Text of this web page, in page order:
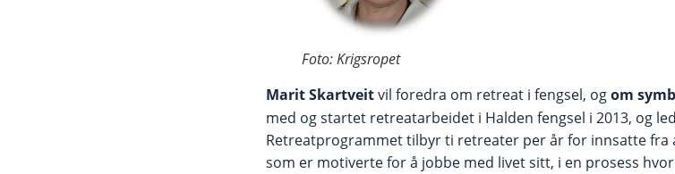
Foto: Krigsropet
Marit Skartveitvil foredra om retreat i fengsel, ogom
med og startet retreatarbeidet i Halden fengsel i 2013, og
Retreatprogrammet tilbyr ti retreater per år for innsatte fra
som er motiverte for å jobbe med livet sitt, i en prosess